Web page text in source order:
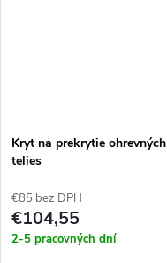
Kryt na prekrytie ohrevných
telies
€85 bez DPH
€104,55
2-5 pracovných dní